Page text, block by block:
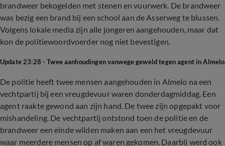
brandweer bekogelden met stenen en vuurwerk. De brandweer
was bezig een brand bij een school aan de Asserweg te blussen.
Volgens lokale media zijn alle jongeren aangehouden, maar dat
kon de politiewoordvoerder nog niet bevestigen.
Update 23:28 - Twee aanhoudingen vanwege geweld tegen agent in Almelo
De politie heeft twee mensen aangehouden in Almelo na een
vechtpartij bij een vreugdevuur waren donderdagmiddag. Een
agent raakte gewond aan zijn hand. De twee zijn opgepakt voor
mishandeling. De vechtpartij ontstond toen de politie en de
brandweer een einde wilden maken aan een het vreugdevuur
waar meerdere mensen op af waren gekomen. Daarbij werd ook